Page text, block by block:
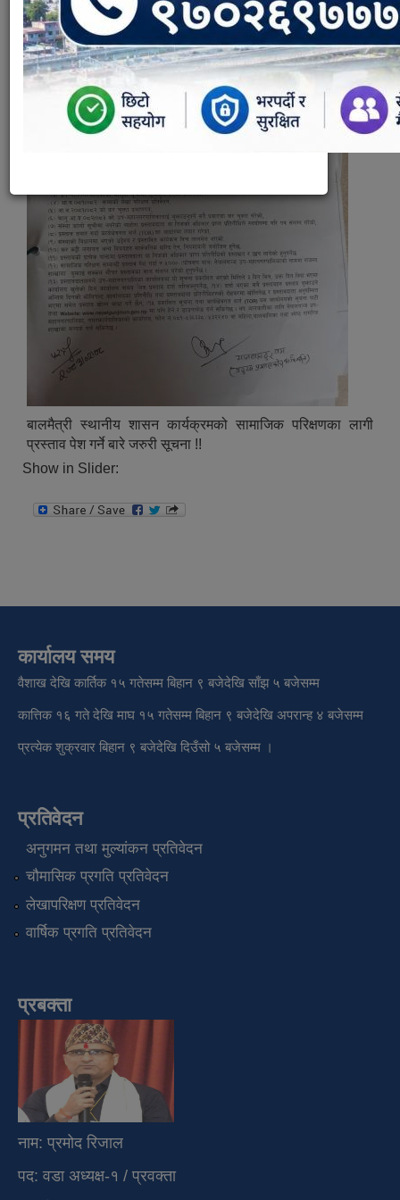
बालमैत्री स्थानीय शासन कार्यक्रमको सामाजिक परिक्षणका लागी
प्रस्ताव पेश गर्ने बारे जरुरी सूचना !!
Show in Slider:
कार्यालय समय
वैशाख देखि कार्तिक १५ गतेसम्म बिहान ९ बजेदेखि साँझ ५ बजेसम्म
कात्तिक १६ गते देखि माघ १५ गतेसम्म बिहान ९ बजेदेखि अपरान्ह ४ बजेसम्म
प्रत्येक शुक्रवार बिहान ९ बजेदेखि दिउँसो ५ बजेसम्म ।
प्रतिवेदन
अनुगमन तथा मुल्यांकन प्रतिवेदन
चौमासिक प्रगति प्रतिवेदन
लेखापरिक्षण प्रतिवेदन
वार्षिक प्रगति प्रतिवेदन
प्रबक्ता
नाम: प्रमोद रिजाल
पद: वडा अध्यक्ष-१ / प्रवक्ता